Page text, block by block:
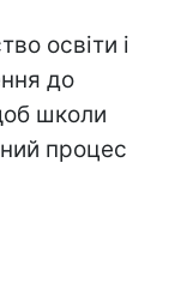
освіти і
до
школи
процес